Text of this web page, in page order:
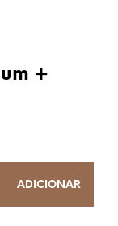
+
ADICIONAR